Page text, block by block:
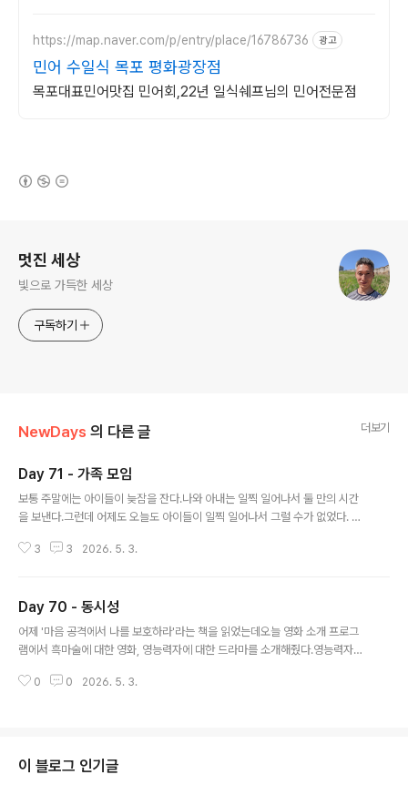
https://map.naver.com/p/entry/place/16786736 광고
민어 수일식 목포 평화광장점
목포대표민어맛집 민어회,22년 일식쉐프님의 민어전문점
멋진 세상
빛으로 가득한 세상
구독하기
NewDays 의 다른 글 더보기
Day 71 - 가족 모임
보통 주말에는 아이들이 늦잠을 잔다.나와 아내는 일찍 일어나서 둘 만의 시간
을 보낸다.그런데 어제도 오늘도 아이들이 일찍 일어나서 그럴 수가 없었다. 오
먹고후식으로 케잌도 먹었다.밖에 있었던 시간에 비해서 얘기는 많이 안 한 것
3 3 2026. 5. 3.
Day 70 - 동시성
어제 '마음 공격에서 나를 보호하라'라는 책을 읽었는데오늘 영화 소개 프로그
램에서 흑마술에 대한 영화, 영능력자에 대한 드라마를 소개해줬다.영능력자에
이걸 귀엽게 젤리로 표현했다.드라마의 완성도는 상당히 떨어졌다.이야기 전개
사하고 즐겁게 보내야겠다.살다가 그런 능력이 필요한 때가 온다면 갑자기 짠하
고 능력이 생길 수도 있지 않을까 상상해 본다.
0 0 2026. 5. 3.
이 블로그 인기글